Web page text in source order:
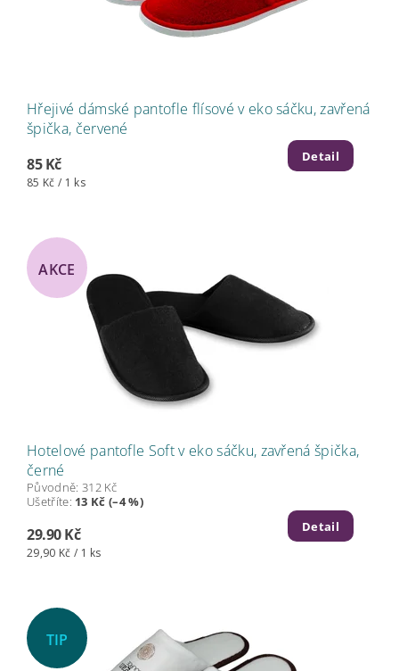
Hřejivé dámské pantofle flísové v eko sáčku, zavřená
špička, červené
85 Kč
85 Kč / 1 ks
Detail
AKCE
Hotelové pantofle Soft v eko sáčku, zavřená špička,
černé
Původně: 312 Kč
Ušetříte: 13 Kč (–4 %)
29.90 Kč
29,90 Kč / 1 ks
Detail
TIP